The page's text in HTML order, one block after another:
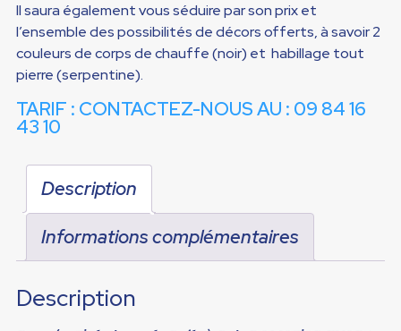
Il saura également vous séduire par son prix et
l’ensemble des possibilités de décors offerts, à savoir 2
couleurs de corps de chauffe (noir) et habillage tout
pierre (serpentine).
TARIF : CONTACTEZ-NOUS AU : 09 84 16
43 10
Description
Informations complémentaires
Description